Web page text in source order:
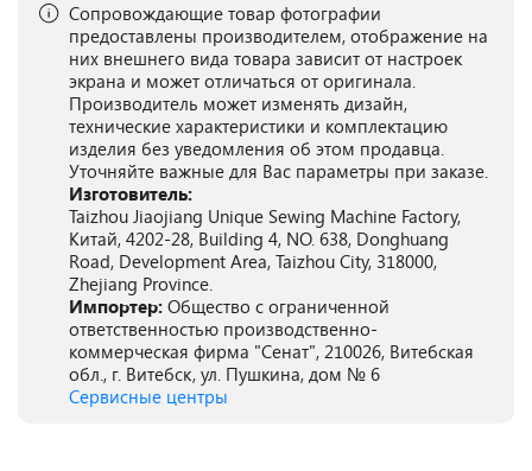
Сопровождающие товар фотографии
предоставлены производителем, отображение на
них внешнего вида товара зависит от настроек
экрана и может отличаться от оригинала.
Производитель может изменять дизайн,
технические характеристики и комплектацию
изделия без уведомления об этом продавца.
Уточняйте важные для Вас параметры при заказе.
Изготовитель:
Taizhou Jiaojiang Unique Sewing Machine Factory,
Китай, 4202-28, Building 4, NO. 638, Donghuang
Road, Development Area, Taizhou City, 318000,
Zhejiang Province.
Импортер: Общество с ограниченной
ответственностью производственно-
коммерческая фирма "Сенат", 210026, Витебская
обл., г. Витебск, ул. Пушкина, дом № 6
Сервисные центры